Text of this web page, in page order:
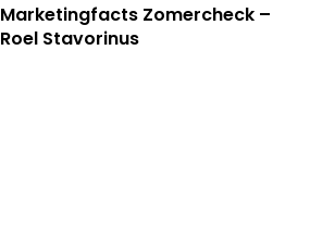
Marketingfacts Zomercheck –
Roel Stavorinus